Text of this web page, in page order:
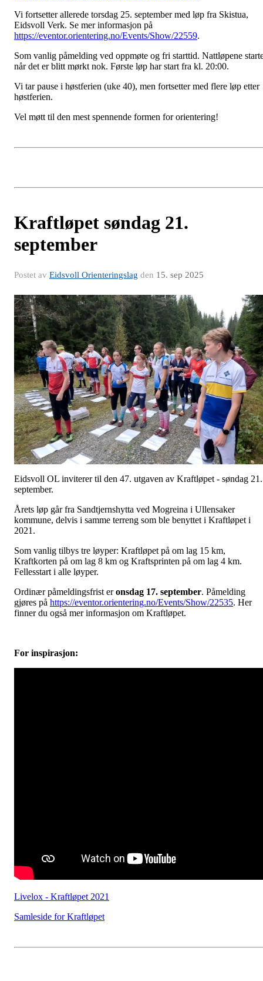
Vi fortsetter allerede torsdag 25. september med løp fra Skistua,
Eidsvoll Verk. Se mer informasjon på
https://eventor.orientering.no/Events/Show/22559.
Som vanlig påmelding ved oppmøte og fri starttid. Nattløpene
når det er blitt mørkt nok. Første løp har start fra kl. 20:00.
Vi tar pause i høstferien (uke 40), men fortsetter med flere løp etter
høstferien.
Vel møtt til den mest spennende formen for orientering!
Kraftløpet søndag 21.
september
Postet av Eidsvoll Orienteringslag den 15. sep 2025
Eidsvoll OL inviterer til den 47. utgaven av Kraftløpet - søndag 21.
september.
Årets løp går fra Sandtjernshytta ved Mogreina i Ullensaker
kommune, delvis i samme terreng som ble benyttet i Kraftløpet i
2021.
Som vanlig tilbys tre løyper: Kraftløpet på om lag 15 km,
Kraftkorten på om lag 8 km og Kraftsprinten på om lag 4 km.
Fellesstart i alle løyper.
Ordinær påmeldingsfrist eronsdag 17. september. Påmelding
gjøres på https://eventor.orientering.no/Events/Show/22535. Her
finner du også mer informasjon om Kraftløpet.
For inspirasjon:
Livelox - Kraftløpet 2021
Samleside for Kraftløpet